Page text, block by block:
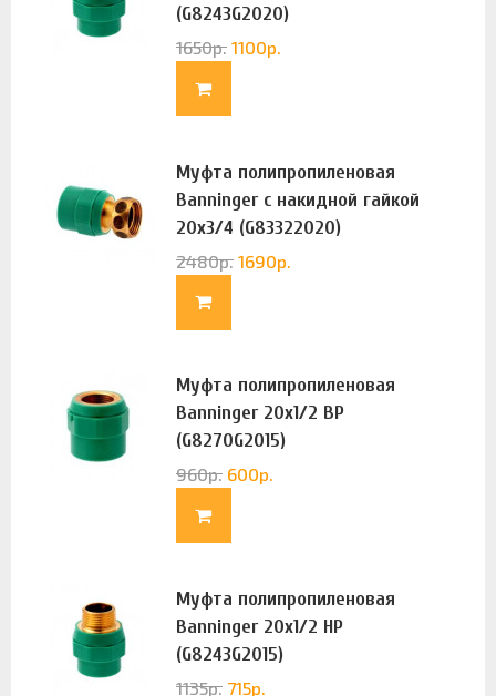
(G8243G2020)
1650р. 1100р.
Муфта полипропиленовая
Banninger с накидной гайкой
20х3/4 (G83322020)
2480р. 1690р.
Муфта полипропиленовая
Banninger 20х1/2 ВР
(G8270G2015)
960р. 600р.
Муфта полипропиленовая
Banninger 20х1/2 НР
(G8243G2015)
1135р. 715р.